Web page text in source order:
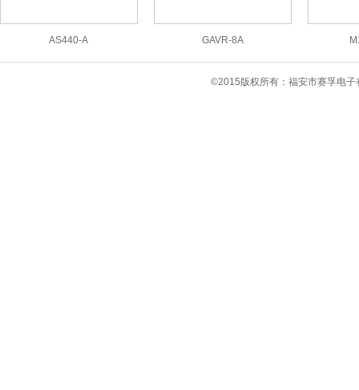
AS440-A GAVR-8A
©2015版权所有：福安市赛孚电